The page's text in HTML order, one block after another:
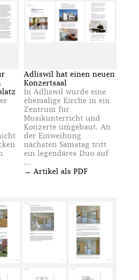
Adliswil hat einen neuen
Konzertsaal
In Adliswil wurde eine
ehemalige Kirche in ein
Zentrum für
Musikunterricht und
Konzerte umgebaut. An
der Einweihung
nächsten Samstag tritt
ein legendäres Duo auf
...
→ Artikel als PDF